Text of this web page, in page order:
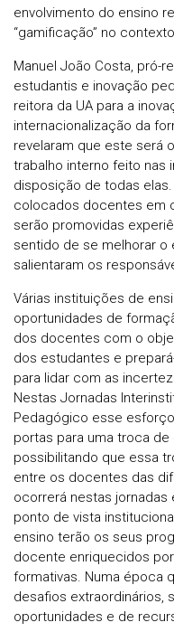
envolvimento do ensino
“gamificação” no
Manuel João Costa, pró-
estudantis e inovação
reitora da UA para a
internacionalização da
revelaram que este será
trabalho interno feito nas
disposição de todas
colocados docentes em
serão promovidas
sentido de se melhorar o
salientaram os
Várias instituições de
oportunidades de
dos docentes com o
dos estudantes e
para lidar com as
Nestas Jornadas
Pedagógico esse
portas para uma troca
possibilitando que essa
entre os docentes das
ocorrerá nestas jornadas
ponto de vista
ensino terão os seus
docente enriquecidos
formativas. Numa época
desafios extraordinários,
oportunidades e de